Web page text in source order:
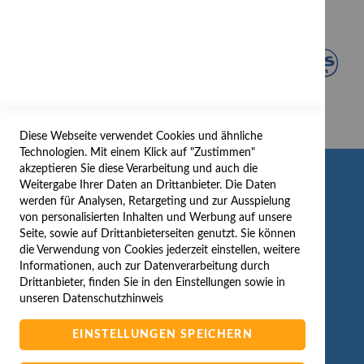
INFORMATION
AGB/DATENSCHUTZ
WIDERRUF
BESTELLVORGANG
IMPRESSUM
WIDERRUFSFORMULAR
Diese Webseite verwendet Cookies und ähnliche
Technologien. Mit einem Klick auf "Zustimmen"
akzeptieren Sie diese Verarbeitung und auch die
Weitergabe Ihrer Daten an Drittanbieter. Die Daten
werden für Analysen, Retargeting und zur Ausspielung
von personalisierten Inhalten und Werbung auf unsere
Seite, sowie auf Drittanbieterseiten genutzt. Sie können
die Verwendung von Cookies jederzeit einstellen, weitere
Informationen, auch zur Datenverarbeitung durch
Drittanbieter, finden Sie in den Einstellungen sowie in
unseren Datenschutzhinweis
EINSTELLUNGEN SPEICHERN